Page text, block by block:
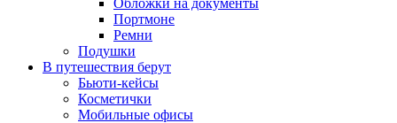
Портмоне
Ремни
Подушки
В путешествия берут
Бьюти-кейсы
Косметички
Мобильные офисы